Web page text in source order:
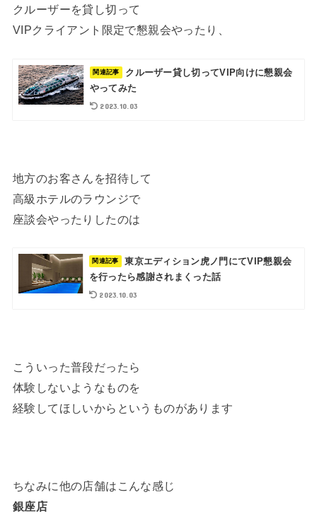
クルーザーを貸し切って
VIPクライアント限定で懇親会やったり、
クルーザー貸し切ってVIP向けに懇親会
やってみた
2023.10.03
地方のお客さんを招待して
高級ホテルのラウンジで
座談会やったりしたのは
東京エディション虎ノ門にてVIP懇親会
を行ったら感謝されまくった話
2023.10.03
こういった普段だったら
体験しないようなものを
経験してほしいからというものがあります
ちなみに他の店舗はこんな感じ
銀座店